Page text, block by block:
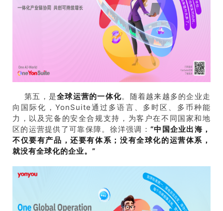
第五，是全球运营的一体化。随着越来越多的企业走
向国际化，YonSuite通过多语言、多时区、多币种能
力，以及完备的安全合规支持，为客户在不同国家和地
区的运营提供了可靠保障。徐洋强调： “中国企业出海，
不仅要有产品，还要有体系；没有全球化的运营体系，
就没有全球化的企业。”